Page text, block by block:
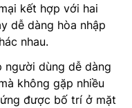
kết hợp với hai
dễ dàng hòa nhập
nhau.
người dùng dễ dàng
không gặp nhiều
được bố trí ở mặt